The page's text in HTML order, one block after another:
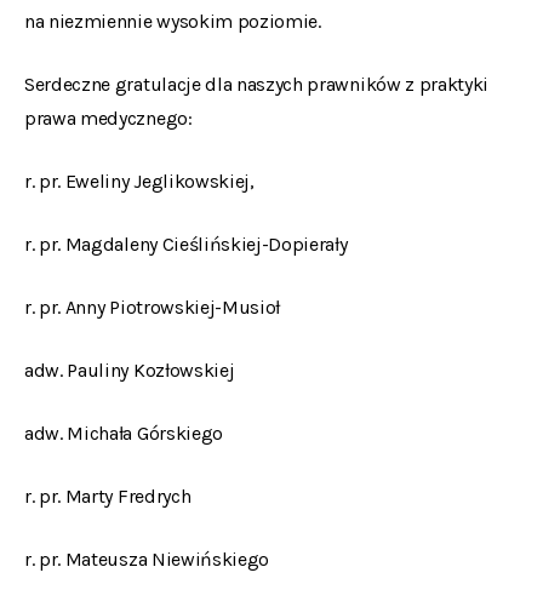
na niezmiennie wysokim poziomie.
Serdeczne gratulacje dla naszych prawników z praktyki
prawa medycznego:
r. pr. Eweliny Jeglikowskiej,
r. pr. Magdaleny Cieślińskiej-Dopierały
r. pr. Anny Piotrowskiej-Musioł
adw. Pauliny Kozłowskiej
adw. Michała Górskiego
r. pr. Marty Fredrych
r. pr. Mateusza Niewińskiego